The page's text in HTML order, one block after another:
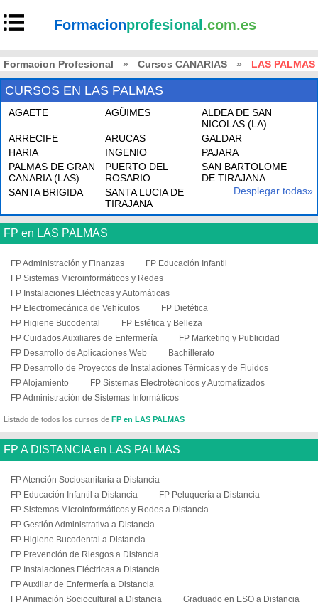
Formacionprofesional .com.es
Formacion Profesional » Cursos CANARIAS » LAS PALMAS
CURSOS EN LAS PALMAS
AGAETE AGÜIMES
ALDEA DE SAN
NICOLAS (LA)
ARRECIFE
ARUCAS
GALDAR
HARIA
INGENIO
PAJARA
PALMAS DE GRAN
CANARIA (LAS)
PUERTO DEL
ROSARIO
SAN BARTOLOME
DE TIRAJANA
SANTA BRIGIDA
SANTA LUCIA DE
TIRAJANA
Desplegar todas»
FP en LAS PALMAS
FP Administración y Finanzas
FP Educación Infantil
FP Sistemas Microinformáticos y Redes
FP Instalaciones Eléctricas y Automáticas
FP Electromecánica de Vehículos
FP Dietética
FP Higiene Bucodental
FP Estética y Belleza
FP Cuidados Auxiliares de Enfermería
FP Marketing y Publicidad
FP Desarrollo de Aplicaciones Web
Bachillerato
FP Desarrollo de Proyectos de Instalaciones Térmicas y de Fluidos
FP Alojamiento
FP Sistemas Electrotécnicos y Automatizados
FP Administración de Sistemas Informáticos
Listado de todos los cursos de FP en LAS PALMAS
FP A DISTANCIA en LAS PALMAS
FP Atención Sociosanitaria a Distancia
FP Educación Infantil a Distancia
FP Peluquería a Distancia
FP Sistemas Microinformáticos y Redes a Distancia
FP Gestión Administrativa a Distancia
FP Higiene Bucodental a Distancia
FP Prevención de Riesgos a Distancia
FP Instalaciones Eléctricas a Distancia
FP Auxiliar de Enfermería a Distancia
FP Animación Sociocultural a Distancia
Graduado en ESO a Distancia